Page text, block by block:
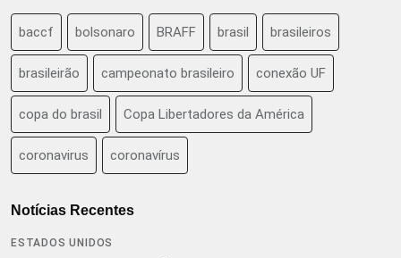
baccf bolsonaro BRAFF brasil brasileiros
brasileirão campeonato brasileiro conexão UF
copa do brasil Copa Libertadores da América
coronavirus coronavírus
Notícias Recentes
ESTADOS UNIDOS